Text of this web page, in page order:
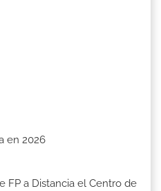
en 2026
FP a Distancia el Centro de